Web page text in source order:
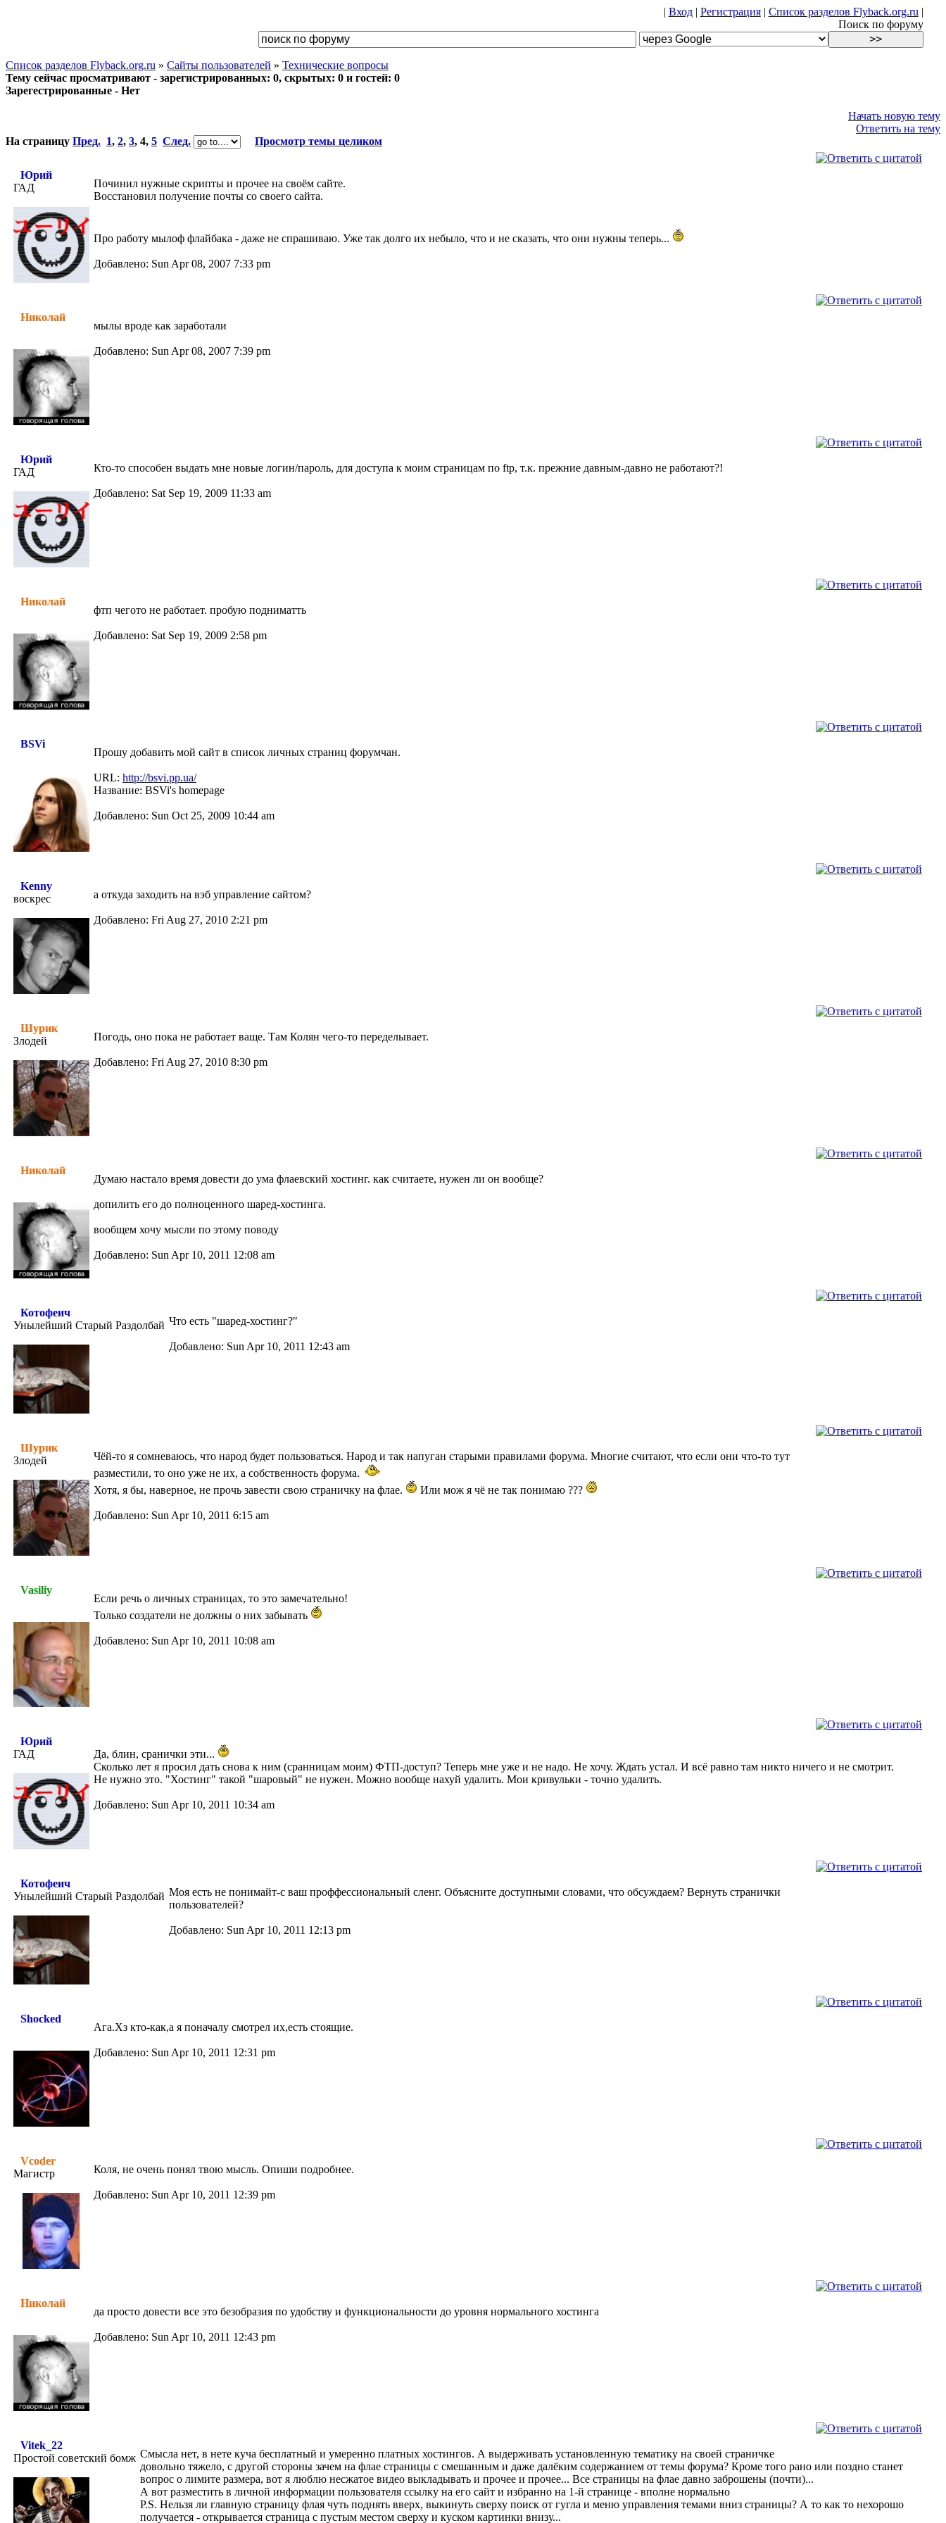
| Вход| Регистрация| Список разделов Flyback.org.ru |
Поиск по форуму
Список разделов Flyback.org.ru » Сайты пользователей » Технические вопросы
Тему сейчас просматривают - зарегистрированных: 0, скрытых: 0 и гостей: 0
Зарегестрированные - Нет
Начать новую тему
Ответить на тему
На страницу Пред. 1, 2, 3, 4, 5 След. Просмотр темы целиком
Юрий
ГАД
Починил нужные скрипты и прочее на своём сайте.
Восстановил получение почты со своего сайта.
Про работу мылоф флайбака - даже не спрашиваю. Уже так долго их небыло, что и не сказать, что они нужны теперь...
Добавлено: Sun Apr 08, 2007 7:33 pm
Николай
мылы вроде как заработали
Добавлено: Sun Apr 08, 2007 7:39 pm
Юрий
ГАД
Кто-то способен выдать мне новые логин/пароль, для доступа к моим страницам по ftp, т.к. прежние давным-давно не работают?!
Добавлено: Sat Sep 19, 2009 11:33 am
Николай
фтп чегото не работает. пробую подниматть
Добавлено: Sat Sep 19, 2009 2:58 pm
BSVi
Прошу добавить мой сайт в список личных страниц форумчан.
URL: http://bsvi.pp.ua/
Название: BSVi's homepage
Добавлено: Sun Oct 25, 2009 10:44 am
Kenny
воскрес
а откуда заходить на вэб управление сайтом?
Добавлено: Fri Aug 27, 2010 2:21 pm
Шурик
Злодей
Погодь, оно пока не работает ваще. Там Колян чего-то переделывает.
Добавлено: Fri Aug 27, 2010 8:30 pm
Николай
Думаю настало время довести до ума флаевский хостинг. как считаете, нужен ли он вообще?
допилить его до полноценного шаред-хостинга.
вообщем хочу мысли по этому поводу
Добавлено: Sun Apr 10, 2011 12:08 am
Котофеич
Унылейший Старый Раздолбай Что есть "шаред-хостинг?"
Добавлено: Sun Apr 10, 2011 12:43 am
Шурик
Злодей
Чёй-то я сомневаюсь, что народ будет пользоваться. Народ и так напуган старыми правилами форума. Многие считают, что если они что-то тут
разместили, то оно уже не их, а собственность форума.
Хотя, я бы, наверное, не прочь завести свою страничку на флае.
Или мож я чё не так понимаю ???
Добавлено: Sun Apr 10, 2011 6:15 am
Vasiliy
Если речь о личных страницах, то это замечательно!
Только создатели не должны о них забывать
Добавлено: Sun Apr 10, 2011 10:08 am
Юрий
ГАД
Да, блин, сранички эти...
Сколько лет я просил дать снова к ним (сранницам моим) ФТП-доступ? Теперь мне уже и не надо. Не хочу. Ждать устал. И всё равно там никто ничего и не смотрит.
Не нужно это. "Хостинг" такой "шаровый" не нужен. Можно вообще нахуй удалить. Мои кривульки - точно удалить.
Добавлено: Sun Apr 10, 2011 10:34 am
Котофеич
Унылейший Старый Раздолбай Моя есть не понимайт-с ваш проффессиональный сленг. Объясните доступными словами, что обсуждаем? Вернуть странички
пользователей?
Добавлено: Sun Apr 10, 2011 12:13 pm
Shocked
Ага.Хз кто-как,а я поначалу смотрел их,есть стоящие.
Добавлено: Sun Apr 10, 2011 12:31 pm
Vcoder
Магистр
Коля, не очень понял твою мысль. Опиши подробнее.
Добавлено: Sun Apr 10, 2011 12:39 pm
Николай
да просто довести все это безобразия по удобству и функциональности до уровня нормального хостинга
Добавлено: Sun Apr 10, 2011 12:43 pm
Vitek_22
Простой советский бомж Смысла нет, в нете куча бесплатный и умеренно платных хостингов. А выдерживать установленную тематику на своей страничке
довольно тяжело, с другой стороны зачем на флае страницы с смешанным и даже далёким содержанием от темы форума? Кроме того рано или поздно станет
вопрос о лимите размера, вот я люблю несжатое видео выкладывать и прочее и прочее... Все страницы на флае давно заброшены (почти)...
А вот разместить в личной информации пользователя ссылку на его сайт и избранно на 1-й странице - вполне нормально
P.S. Нельзя ли главную страницу флая чуть поднять вверх, выкинуть сверху поиск от гугла и меню управления темами вниз страницы? А то как то нехорошо
получается - открывается страница с пустым местом сверху и куском картинки внизу...